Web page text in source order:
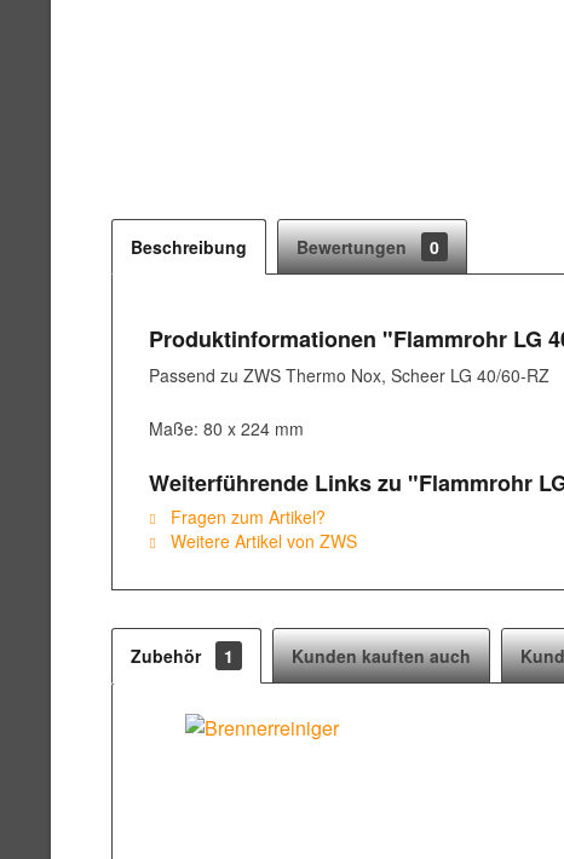
Beschreibung Bewertungen 0
Produktinformationen "Flammrohr LG
Passend zu ZWS Thermo Nox, Scheer LG 40/60-RZ
Maße: 80 x 224 mm
Weiterführende Links zu "Flammrohr
Fragen zum Artikel?
Weitere Artikel von ZWS
Zubehör 1 Kunden kauften auch